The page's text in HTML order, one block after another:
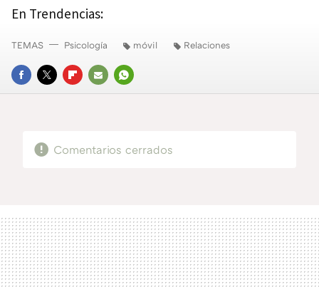
En Trendencias:
FACEBOOK
TWITTERFLIPBOARD
E-
WHATSAPP
TEMAS Psicología móvil Relaciones
Comentarios cerrados